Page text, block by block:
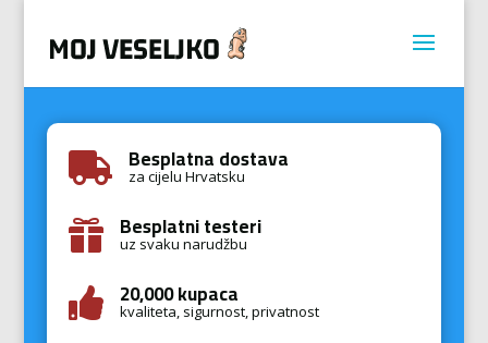
 Besplatna dostava
za cijelu Hrvatsku
 Besplatni testeri
uz svaku narudžbu
 20,000 kupaca
kvaliteta, sigurnost, privatnost